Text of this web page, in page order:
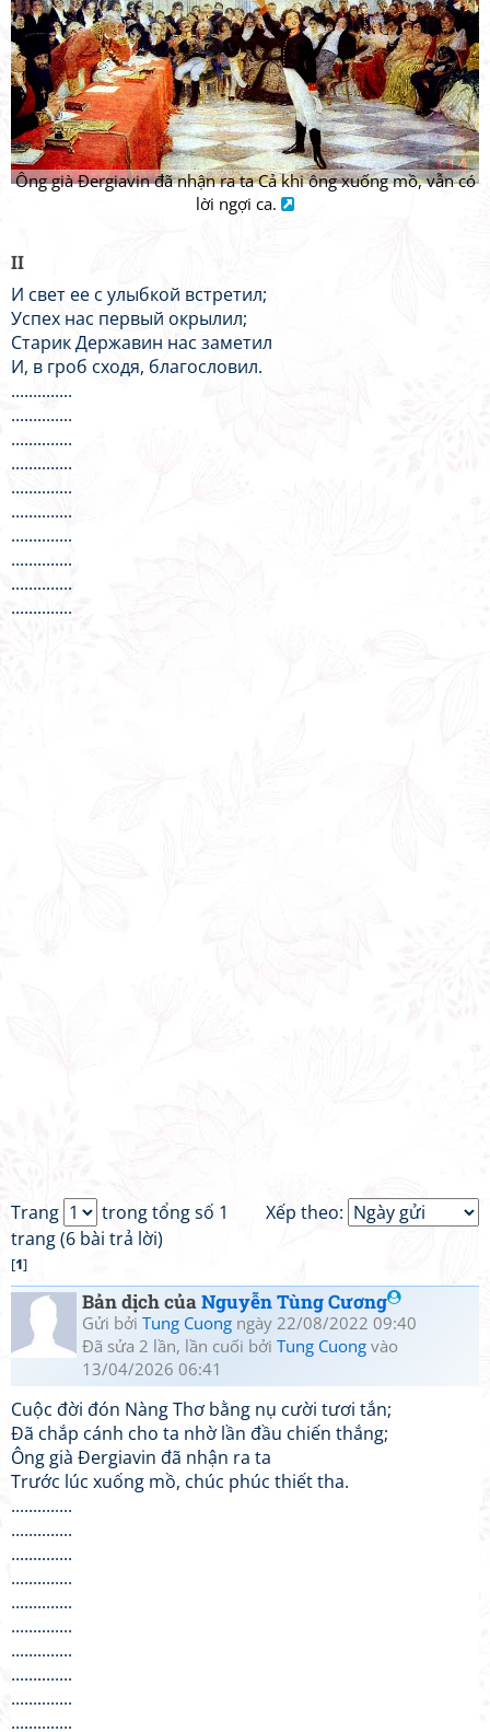
Ông già Đergiavin đã nhận ra ta Cả khi ông xuống mồ, vẫn có
lời ngợi ca.
II
И свет ее с улыбкой встретил;
Успех нас первый окрылил;
Старик Державин нас заметил
И, в гроб сходя, благословил.
..............
..............
..............
..............
..............
..............
..............
..............
..............
..............
Xếp theo:
Trang
trong tổng số 1
trang (6 bài trả lời)
[1]
Bản dịch củaNguyễn Tùng Cương
Gửi bởi Tung Cuong ngày 22/08/2022 09:40
Đã sửa 2 lần, lần cuối bởi Tung Cuong vào
13/04/2026 06:41
Cuộc đời đón Nàng Thơ bằng nụ cười tươi tắn;
Đã chắp cánh cho ta nhờ lần đầu chiến thắng;
Ông già Đergiavin đã nhận ra ta
Trước lúc xuống mồ, chúc phúc thiết tha.
..............
..............
..............
..............
..............
..............
..............
..............
..............
..............